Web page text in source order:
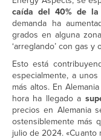
caída del 40% de la
demanda ha
grados en alguna
‘arreglando’ con gas
Esto está
especialmente, a
más altos. En
hora ha llegado a
precios en Alemania
ostensiblemente más
julio de 2024.